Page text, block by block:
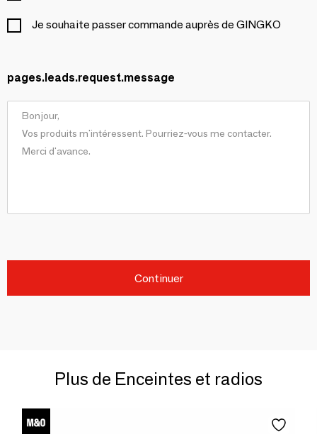
Je souhaite passer commande auprès de GINGKO
pages.leads.request.message
Continuer
Plus de Enceintes et radios